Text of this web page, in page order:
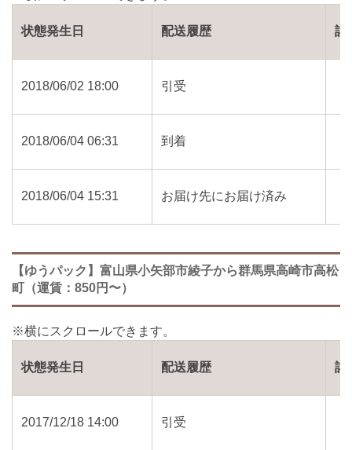
状態発生日 配送履歴 詳
2018/06/02 18:00 引受
2018/06/04 06:31 到着
2018/06/04 15:31 お届け先にお届け済み
【ゆうパック】富山県小矢部市綾子から群馬県高崎市高松
町（運賃：850円〜）
状態発生日 配送履歴 詳
2017/12/18 14:00 引受